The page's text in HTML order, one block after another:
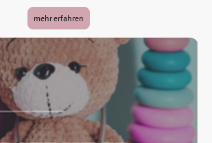
mehr erfahren